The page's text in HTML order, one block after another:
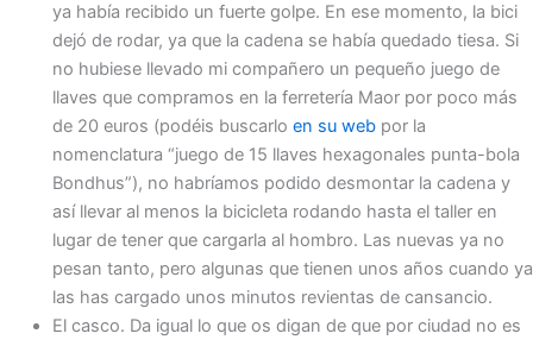
ya había recibido un fuerte golpe. En ese momento, la bici
dejó de rodar, ya que la cadena se había quedado tiesa. Si
no hubiese llevado mi compañero un pequeño juego de
llaves que compramos en la ferretería Maor por poco más
de 20 euros (podéis buscarlo en su webpor la
nomenclatura “juego de 15 llaves hexagonales punta-bola
Bondhus”), no habríamos podido desmontar la cadena y
así llevar al menos la bicicleta rodando hasta el taller en
lugar de tener que cargarla al hombro. Las nuevas ya no
pesan tanto, pero algunas que tienen unos años cuando ya
las has cargado unos minutos revientas de cansancio.
El casco. Da igual lo que os digan de que por ciudad no es